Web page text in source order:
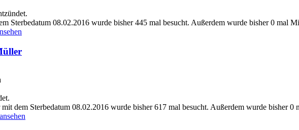
Sterbedatum 08.02.2016 wurde bisher 445 mal besucht. Außerdem wurde bisher 0 mal
dem Sterbedatum 08.02.2016 wurde bisher 617 mal besucht. Außerdem wurde bisher 0